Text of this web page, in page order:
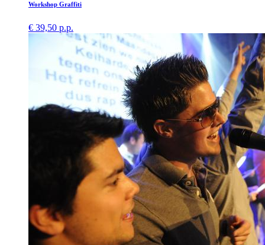
Workshop Graffiti
€ 39,50 p.p.